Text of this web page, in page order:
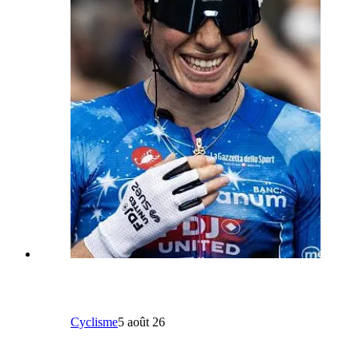
Cyclisme5 août 26